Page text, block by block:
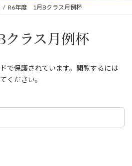
R6年度 1月Bクラス月例杯
ラス月例杯
で保護されています。閲覧するには
ください。